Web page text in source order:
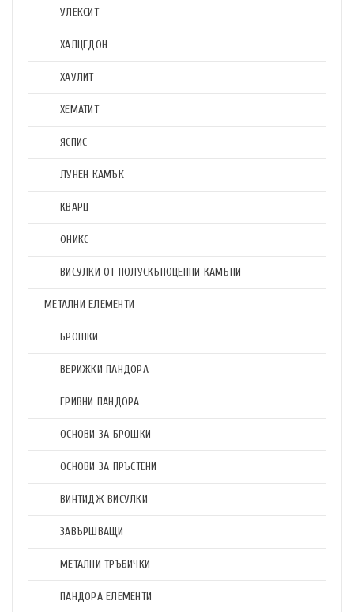
УЛЕКСИТ
ХАЛЦЕДОН
ХАУЛИТ
ХЕМАТИТ
ЯСПИС
ЛУНЕН КАМЪК
КВАРЦ
ОНИКС
ВИСУЛКИ ОТ ПОЛУСКЪПОЦЕННИ КАМЪНИ
МЕТАЛНИ ЕЛЕМЕНТИ
БРОШКИ
ВЕРИЖКИ ПАНДОРА
ГРИВНИ ПАНДОРА
ОСНОВИ ЗА БРОШКИ
ОСНОВИ ЗА ПРЪСТЕНИ
ВИНТИДЖ ВИСУЛКИ
ЗАВЪРШВАЩИ
МЕТАЛНИ ТРЪБИЧКИ
ПАНДОРА ЕЛЕМЕНТИ